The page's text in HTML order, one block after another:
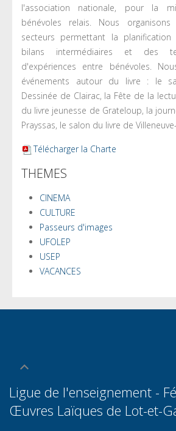
l'association nationale, pour la
bénévoles relais. Nous
secteurs permettant la
bilans intermédiaires et des
d'expériences entre bénévoles.
événements autour du livre : le
Dessinée de Clairac, la Fête de la
du livre jeunesse de Grateloup, la
Prayssas, le salon du livre de
Télécharger la Charte
THEMES
CINEMA
CULTURE
Passeurs d'images
UFOLEP
USEP
VACANCES
Ligue de l'enseignement -
Œuvres Laïques de Lot-et-